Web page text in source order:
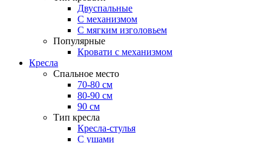
Двуспальные
С механизмом
С мягким изголовьем
Популярные
Кровати с механизмом
Кресла
Спальное место
70-80 см
80-90 см
90 см
Тип кресла
Кресла-стулья
С ушами